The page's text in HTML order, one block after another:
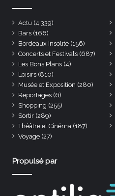
Actu (4 339)
Bars (166)
Bordeaux Insolite (156)
Concerts et Festivals (687)
Les Bons Plans (4)
Loisirs (810)
Musée et Exposition (280)
Reportages (6)
Shopping (255)
Sortir (289)
Théâtre et Cinéma (187)
Voyage (27)
Propulsé par